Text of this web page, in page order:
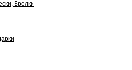
Брелки